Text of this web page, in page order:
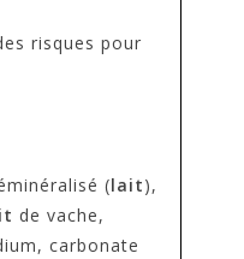
risques pour
(lait),
de vache,
carbonate